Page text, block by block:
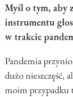
Myśl o tym, aby
instrumentu
w trakcie
Pandemia
dużo nieszczęść,
moim przypadku